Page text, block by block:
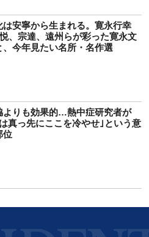
は安寧から生まれる。寛永行幸
、宗達、遠州らが彩った寛永文
、今年見たい名所・名作選
よりも効果的…熱中症研究者が
真っ先にここを冷やせ｣という意
位